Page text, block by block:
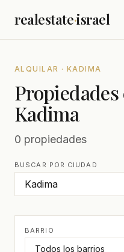
realestate·israel
ALQUILAR · KADIMA
Kadima
0 propiedades
BUSCAR POR CIUDAD
BARRIO